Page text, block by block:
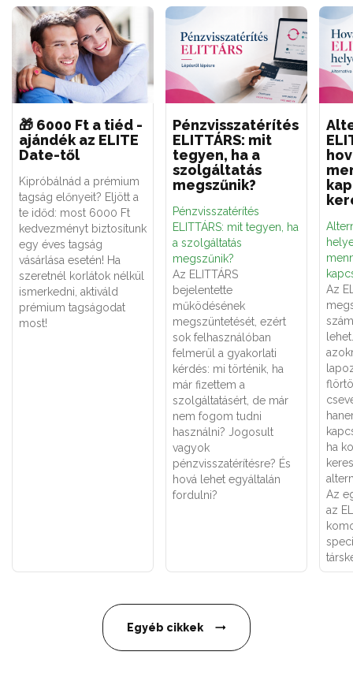
🎁 6000 Ft a tiéd -
ajándék az ELITE
Date-től
Kipróbálnád a prémium
tagság előnyeit? Eljött a
te időd: most 6000 Ft
kedvezményt biztosítunk
egy éves tagság
vásárlása esetén! Ha
szeretnél korlátok nélkül
ismerkedni, aktiváld
prémium tagságodat
most!
Pénzvisszatérítés
ELITTÁRS: mit
tegyen, ha a
szolgáltatás
megszűnik?
Pénzvisszatérítés
ELITTÁRS: mit tegyen, ha
a szolgáltatás
megszűnik?
Az ELITTÁRS
bejelentette
működésének
megszüntetését, ezért
sok felhasználóban
felmerül a gyakorlati
kérdés: mi történik, ha
már fizettem a
szolgáltatásért, de már
nem fogom tudni
használni? Jogosult
vagyok
pénzvisszatérítésre? És
hová lehet egyáltalán
fordulni?
Az
ha
Az
az
Egyéb cikkek